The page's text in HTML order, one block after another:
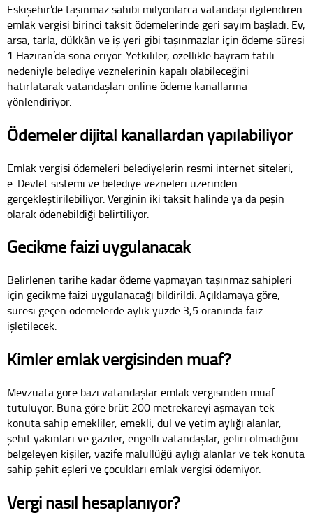
Eskişehir’de taşınmaz sahibi milyonlarca vatandaşı ilgilendiren
emlak vergisi birinci taksit ödemelerinde geri sayım başladı. Ev,
arsa, tarla, dükkân ve iş yeri gibi taşınmazlar için ödeme süresi
1 Haziran’da sona eriyor. Yetkililer, özellikle bayram tatili
nedeniyle belediye veznelerinin kapalı olabileceğini
hatırlatarak vatandaşları online ödeme kanallarına
yönlendiriyor.
Ödemeler dijital kanallardan yapılabiliyor
Emlak vergisi ödemeleri belediyelerin resmi internet siteleri,
e-Devlet sistemi ve belediye vezneleri üzerinden
gerçekleştirilebiliyor. Verginin iki taksit halinde ya da peşin
olarak ödenebildiği belirtiliyor.
Gecikme faizi uygulanacak
Belirlenen tarihe kadar ödeme yapmayan taşınmaz sahipleri
için gecikme faizi uygulanacağı bildirildi. Açıklamaya göre,
süresi geçen ödemelerde aylık yüzde 3,5 oranında faiz
işletilecek.
Kimler emlak vergisinden muaf?
Mevzuata göre bazı vatandaşlar emlak vergisinden muaf
tutuluyor. Buna göre brüt 200 metrekareyi aşmayan tek
konuta sahip emekliler, emekli, dul ve yetim aylığı alanlar,
şehit yakınları ve gaziler, engelli vatandaşlar, geliri olmadığını
belgeleyen kişiler, vazife malullüğü aylığı alanlar ve tek konuta
sahip şehit eşleri ve çocukları emlak vergisi ödemiyor.
Vergi nasıl hesaplanıyor?